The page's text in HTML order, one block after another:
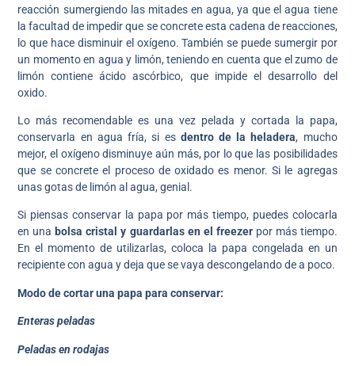
reacción sumergiendo las mitades en agua, ya que el agua tiene
la facultad de impedir que se concrete esta cadena de reacciones,
lo que hace disminuir el oxígeno. También se puede sumergir por
un momento en agua y limón, teniendo en cuenta que el zumo de
limón contiene ácido ascórbico, que impide el desarrollo del
oxido.
Lo más recomendable es una vez pelada y cortada la papa,
conservarla en agua fría, si es dentro de la heladera, mucho
mejor, el oxígeno disminuye aún más, por lo que las posibilidades
que se concrete el proceso de oxidado es menor. Si le agregas
unas gotas de limón al agua, genial.
Si piensas conservar la papa por más tiempo, puedes colocarla
en una bolsa cristal y guardarlas en el freezerpor más tiempo.
En el momento de utilizarlas, coloca la papa congelada en un
recipiente con agua y deja que se vaya descongelando de a poco.
Modo de cortar una papa para conservar:
Enteras peladas
Peladas en rodajas